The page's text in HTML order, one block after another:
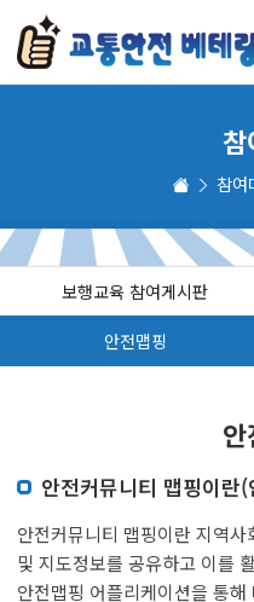
참여
보행교육 참여게시판
안전맵핑
안전커뮤니티 맵핑이란
안전커뮤니티 맵핑이란 지역
및 지도정보를 공유하고 이를
안전맵핑 어플리케이션을 통